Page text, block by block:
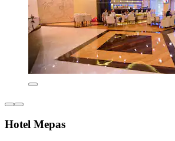
Hotel Mepas